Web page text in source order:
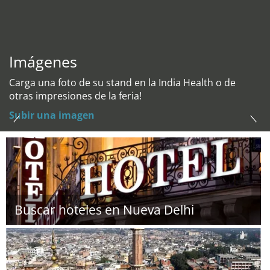
Imágenes
Carga una foto de su stand en la India Health o de
otras impresiones de la feria!
Subir una imagen
Buscar hoteles en Nueva Delhi